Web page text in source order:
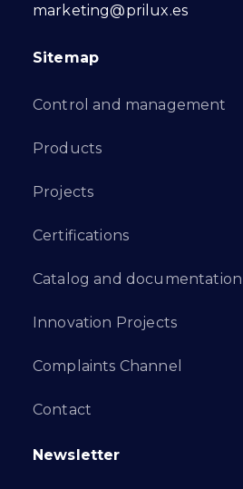
marketing@prilux.es
Sitemap
Control and management
Products
Projects
Certifications
Catalog and documentation
Innovation Projects
Complaints Channel
Contact
Newsletter